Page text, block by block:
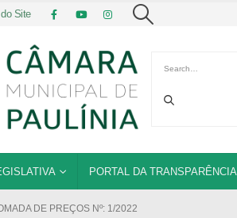
Site
PORTAL DA TRANSPARÊNCIA
DE PREÇOS Nº: 1/2022